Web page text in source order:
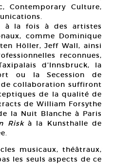
Contemporary Culture,
à la fois à des artistes
comme Dominique
Höller, Jeff Wall, ainsi
reconnues,
d’Innsbruck, la
ou la Secession de
de collaboration suffiront
de la qualité de
de William Forsythe
la Nuit Blanche à Paris
Riskà la Kunsthalle de
musicaux, théâtraux,
les seuls aspects de ce